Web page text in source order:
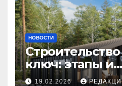
НОВОСТИ
ключ: этапы и
планирование
19.02.2026